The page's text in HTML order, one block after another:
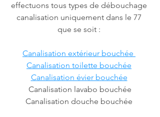
effectuons tous types de débouchage
canalisation uniquement dans le 77
que se soit :
Canalisation extérieur bouchée
Canalisation toilette bouchée
Canalisation évier bouchée
Canalisation lavabo bouchée
Canalisation douche bouchée